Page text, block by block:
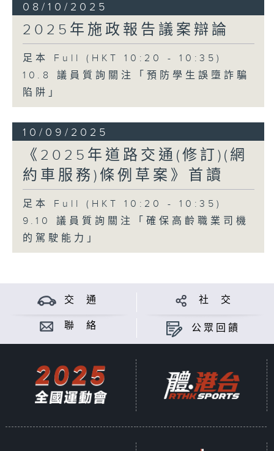
08/10/2025
2025年施政報告議案辯論
足本 Full (HKT 10:20 - 10:35)
10.8 議員質詢關注「預防學生誤墮詐騙
陷阱」
10/09/2025
《2025年道路交通(修訂)(網
約車服務)條例草案》首讀
足本 Full (HKT 10:20 - 10:35)
9.10 議員質詢關注「確保高齡職業司機
的駕駛能力」
交 通 社 交
聯 絡 公眾回饋